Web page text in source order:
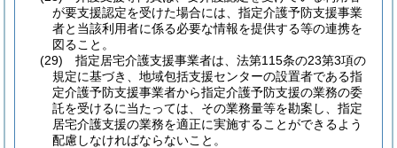
が要支援認定を受けた場合には、指定介護予防支援事業
者と当該利用者に係る必要な情報を提供する等の連携を
図ること。
(29)
指定居宅介護支援事業者は、法第115条の23第3項の
規定に基づき、地域包括支援センターの設置者である指
定介護予防支援事業者から指定介護予防支援の業務の委
託を受けるに当たっては、その業務量等を勘案し、指定
居宅介護支援の業務を適正に実施することができるよう
配慮しなければならないこと。